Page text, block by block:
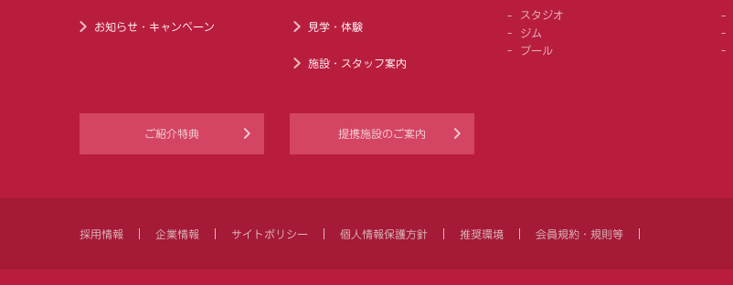
お知らせ・キャンペーン 見学・体験
施設・スタッフ案内
スタジオ
ジム
プール
ご紹介特典 提携施設のご案内
採用情報 企業情報 サイトポリシー 個人情報保護方針 推奨環境 会員規約・規則等